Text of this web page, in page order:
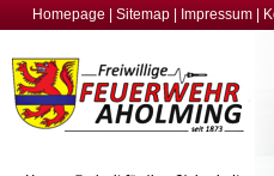
Homepage Sitemap Impressum